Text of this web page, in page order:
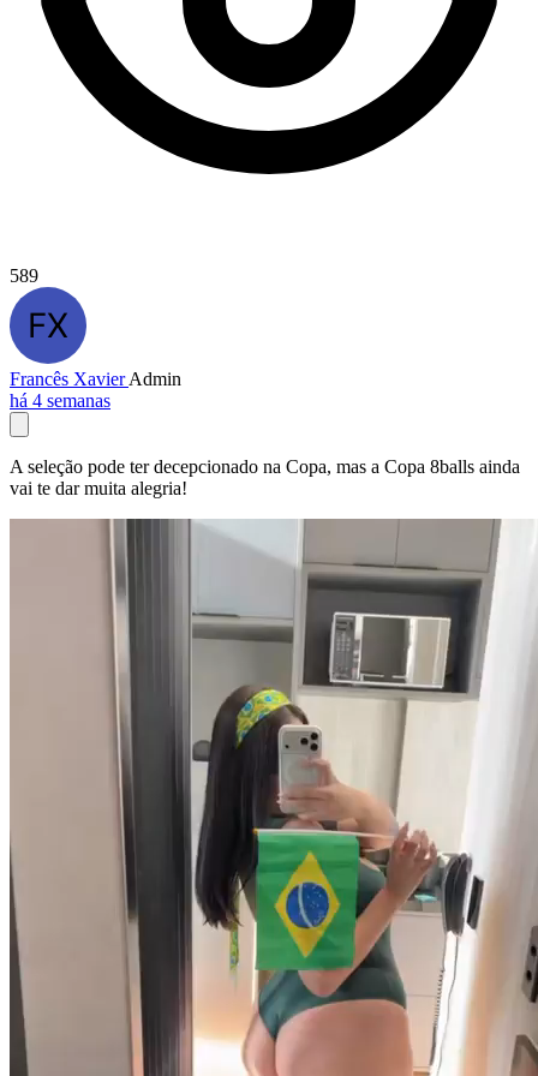
589
Francês XavierAdmin
há 4 semanas
A seleção pode ter decepcionado na Copa, mas a Copa 8balls ainda
vai te dar muita alegria!